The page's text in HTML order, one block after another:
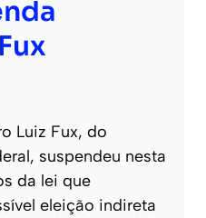
Luiz Fux, do
suspendeu nesta
da lei que
eleição indireta